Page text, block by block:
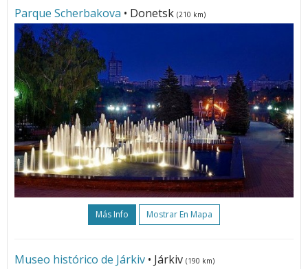
Parque Scherbakova • Donetsk (210 km)
Más Info Mostrar En Mapa
Museo histórico de Járkiv • Járkiv (190 km)